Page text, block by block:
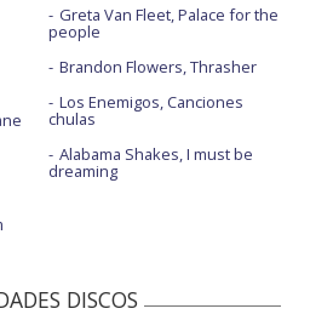
Greta Van Fleet, Palace for the
people
Brandon Flowers, Thrasher
Los Enemigos, Canciones
chulas
Alabama Shakes, I must be
dreaming
DISCOS